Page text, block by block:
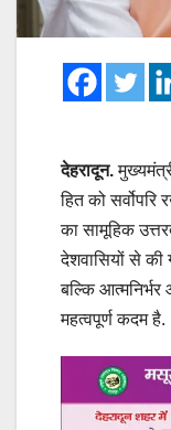
देहरादून.
हित को
का सामूहिक
देशवासियों से
बल्कि आत्मनिर्भर
महत्वपूर्ण कदम है.